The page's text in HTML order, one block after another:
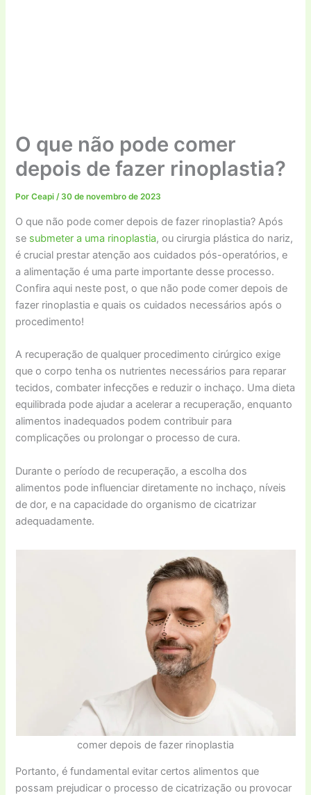
O que não pode comer
depois de fazer rinoplastia?
PorCeapi/ 30 de novembro de 2023
O que não pode comer depois de fazer rinoplastia? Após
se submeter a uma rinoplastia, ou cirurgia plástica do nariz,
é crucial prestar atenção aos cuidados pós-operatórios, e
a alimentação é uma parte importante desse processo.
Confira aqui neste post, o que não pode comer depois de
fazer rinoplastia e quais os cuidados necessários após o
procedimento!
A recuperação de qualquer procedimento cirúrgico exige
que o corpo tenha os nutrientes necessários para reparar
tecidos, combater infecções e reduzir o inchaço. Uma dieta
equilibrada pode ajudar a acelerar a recuperação, enquanto
alimentos inadequados podem contribuir para
complicações ou prolongar o processo de cura.
Durante o período de recuperação, a escolha dos
alimentos pode influenciar diretamente no inchaço, níveis
de dor, e na capacidade do organismo de cicatrizar
adequadamente.
comer depois de fazer rinoplastia
Portanto, é fundamental evitar certos alimentos que
possam prejudicar o processo de cicatrização ou provocar